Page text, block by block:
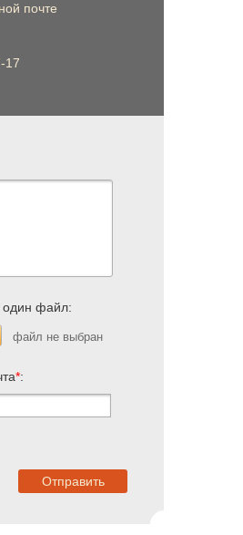
почте
17
один файл:
*: